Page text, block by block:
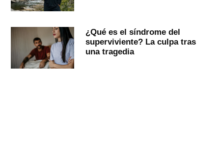
¿Qué es el síndrome del
superviviente? La culpa tras
una tragedia